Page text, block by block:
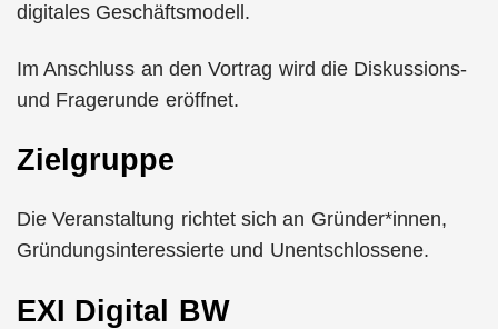
digitales Geschäftsmodell.
Im Anschluss an den Vortrag wird die Diskussions-
und Fragerunde eröffnet.
Zielgruppe
Die Veranstaltung richtet sich an Gründer*innen,
Gründungsinteressierte und Unentschlossene.
EXI Digital BW